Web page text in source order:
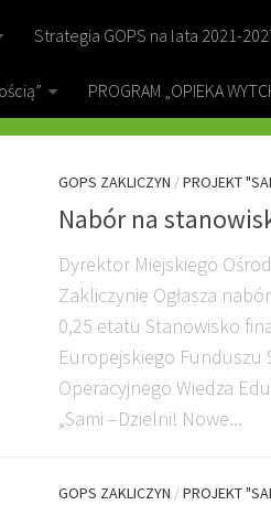
Strategia GOPS na lata 2021-
PROGRAM „OPIEKA
„SAMI DZIELNI”
GOPS ZAKLICZYN /PROJEKT
Nabór na
Dyrektor Miejskiego
Zakliczynie Ogłasza
0,25 etatu Stanowisko
Europejskiego Funduszu
Operacyjnego Wiedza
„Sami –Dzielni! Nowe...
GOPS ZAKLICZYN /PROJEKT